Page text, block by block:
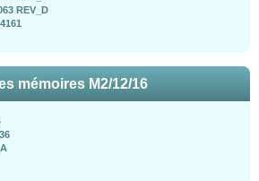
REV_D
mémoires M2/12/16